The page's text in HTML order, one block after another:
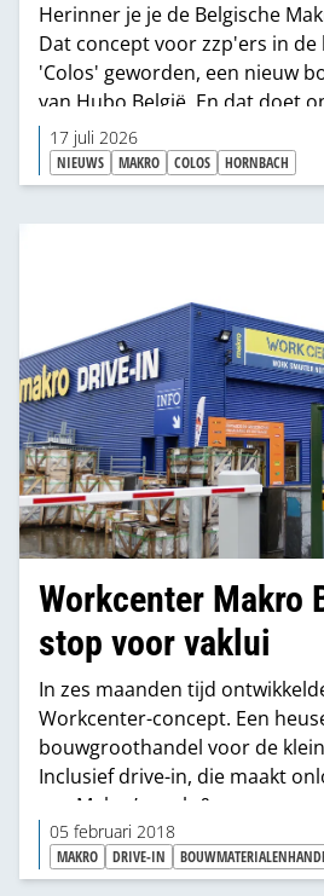
Herinner je je de Belgische
Dat concept voor zzp'ers in de
'Colos' geworden, een nieuw
van Hubo België. En dat doet
Hornbach denken.
17 juli 2026
NIEUWS MAKRO COLOS HORNBACH
Workcenter Makro
stop voor vaklui
In zes maanden tijd
Workcenter-concept. Een
bouwgroothandel voor de
Inclusief drive-in, die maakt
van Makro’s cash & carry-
met de DHZ-afdeling in de
Makro maakt het geheel
05 februari 2018
MAKRO DRIVE-IN